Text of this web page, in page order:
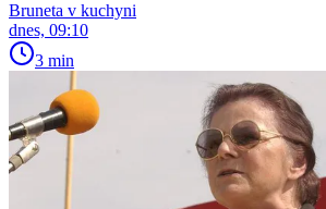
Bruneta v kuchyni
dnes, 09:10
3 min